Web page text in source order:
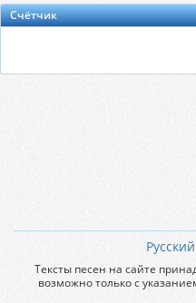
Счётчик
Русский
Тексты песен на сайте
возможно только с